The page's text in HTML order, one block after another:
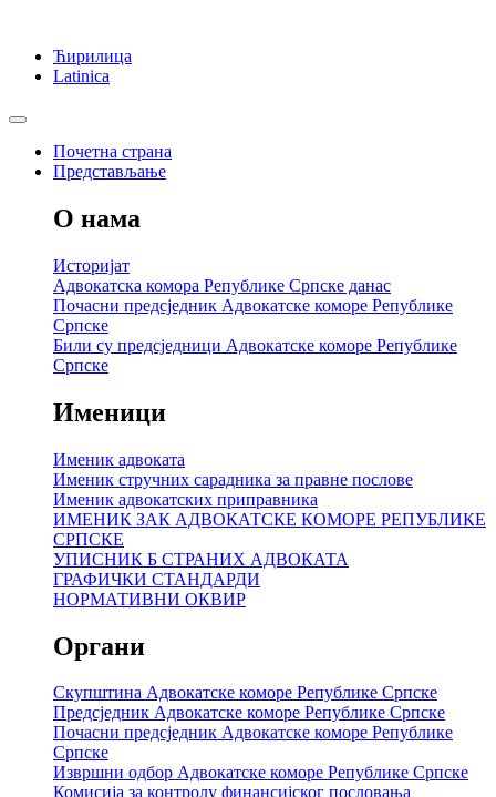
Ћирилица
Latinica
Почетна страна
Представљање
О нама
Историјат
Адвокатска комора Републике Српске данас
Почасни предсједник Адвокатске коморе Републике
Српске
Били су предсједници Адвокатске коморе Републике
Српске
Именици
Именик адвоката
Именик стручних сарадника за правне послове
Именик адвокатских приправника
ИМЕНИК ЗАК АДВОКАТСКЕ КОМОРЕ РЕПУБЛИКЕ
СРПСКЕ
УПИСНИК Б СТРАНИХ АДВОКАТА
ГРАФИЧКИ СТАНДАРДИ
НОРМАТИВНИ ОКВИР
Органи
Скупштина Адвокатске коморе Републике Српске
Предсједник Адвокатске коморе Републике Српске
Почасни предсједник Адвокатске коморе Републике
Српске
Извршни одбор Адвокатске коморе Републике Српске
Комисија за контролу финансијског пословања